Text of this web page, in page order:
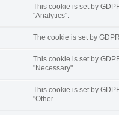
This cookie is set by
"Analytics".
The cookie is set by
This cookie is set by
"Necessary".
This cookie is set by
"Other.